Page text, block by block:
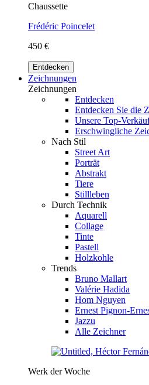
Chaussette
Frédéric Poincelet
450 €
Entdecken
Zeichnungen
Zeichnungen
Entdecken
Entdecken Sie die
Unsere Top-
Erschwingliche
Nach Stil
Street Art
Porträt
Abstrakt
Tiere
Stillleben
Durch Technik
Aquarell
Collage
Tinte
Pastell
Holzkohle
Trends
Bruno Mallart
Valérie Hadida
Hom Nguyen
Ernest Pignon-
Jazzu
Alle Zeichner
Werk der Woche